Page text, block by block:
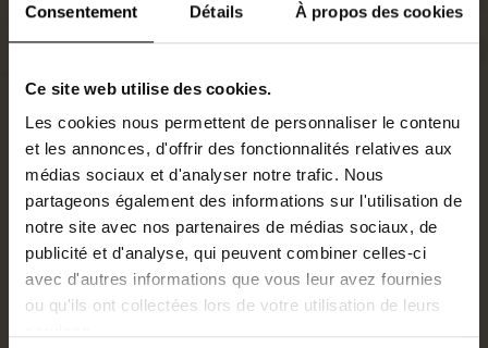
Consentement Détails À propos des cookies
Ce site web utilise des cookies.
Les cookies nous permettent de personnaliser le contenu
et les annonces, d'offrir des fonctionnalités relatives aux
médias sociaux et d'analyser notre trafic. Nous
partageons également des informations sur l'utilisation de
notre site avec nos partenaires de médias sociaux, de
publicité et d'analyse, qui peuvent combiner celles-ci
avec d'autres informations que vous leur avez fournies
ou qu'ils ont collectées lors de votre utilisation de leurs
Président
0240477026
a.david@lestoits.fr
Je suis intéressé par ce bien.